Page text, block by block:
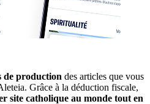
de production des articles que vous
Grâce à la déduction fiscale,
site catholique au monde tout en